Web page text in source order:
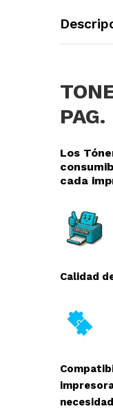
PAG.
Los
cada
Calidad